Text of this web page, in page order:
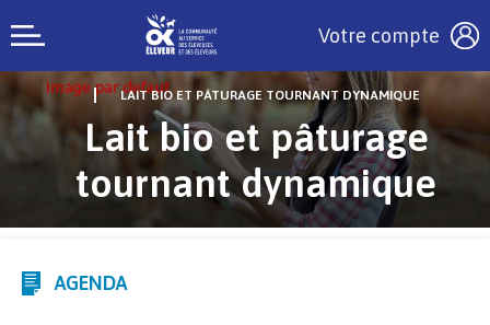
Votre compte
LAIT BIO ET PÂTURAGE TOURNANT DYNAMIQUE
Lait bio et pâturage
tournant dynamique
AGENDA